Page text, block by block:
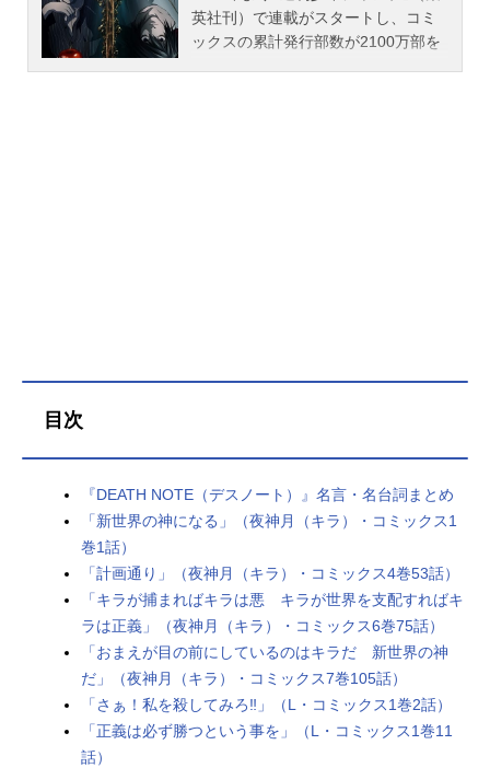
英社刊）で連載がスタートし、コミ
ックスの累計発行部数が2100万部を
な殺人者なのか。キラを崇拝する
年6月26日（火）日本テレビほか話数
全37話キャスト夜神月：宮野真守L・
弥海砂：平野綾夜神粧裕：工藤晴香
スタッフ原作：大場つぐみ 小畑健
（集英社ジャンプコミックス刊）シ
リーズ構成：井上敏樹キャラクター
デザイン：北尾勝美術監督：一色美
緒色彩設計：橋本賢音響監督：山田
知明監督：荒木哲郎音楽：平野義
久 タニウチヒデキアニメーション
目次
『DEATH NOTE（デスノート）』名言・名台詞まとめ
「新世界の神になる」（夜神月（キラ）・コミックス1
巻1話）
「計画通り」（夜神月（キラ）・コミックス4巻53話）
「キラが捕まればキラは悪 キラが世界を支配すればキ
ラは正義」（夜神月（キラ）・コミックス6巻75話）
「おまえが目の前にしているのはキラだ 新世界の神
だ」（夜神月（キラ）・コミックス7巻105話）
「さぁ！私を殺してみろ‼︎」（L・コミックス1巻2話）
「正義は必ず勝つという事を」（L・コミックス1巻11
話）